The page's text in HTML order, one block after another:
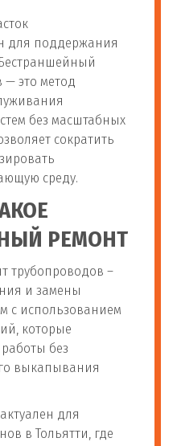
для поддержания
— это метод
без масштабных
сократить
среду.
РЕМОНТ
трубопроводов –
и замены
с использованием
которые
без
выкапывания
для
в Тольятти, где